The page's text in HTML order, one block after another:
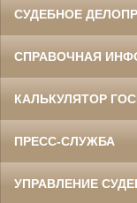
СУДЕБНОЕ
СПРАВОЧНАЯ
КАЛЬКУЛЯТОР
ПРЕСС-СЛУЖБА
УПРАВЛЕНИЕ